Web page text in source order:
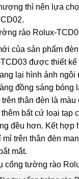
thì nên lựa
rào Rolux-
của sản phẩm
được thiết kế
lại hình ảnh ngôi
đồng sáng bóng
thân đèn là màu
bất cứ loại tạp
đều hơn. Kết hợp
trên thân đèn
mắt.